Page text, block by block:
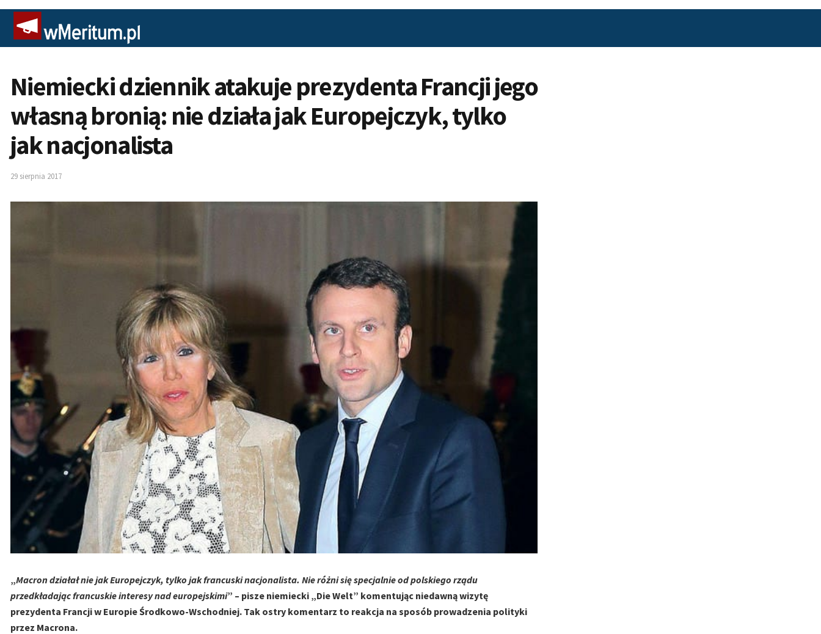
Niemiecki dziennik atakuje prezydenta Francji jego
własną bronią: nie działa jak Europejczyk, tylko
jak nacjonalista
29 sierpnia 2017
„Macron działał nie jak Europejczyk, tylko jak francuski nacjonalista. Nie różni się specjalnie od polskiego rządu
przedkładając francuskie interesy nad europejskimi” – pisze niemiecki „Die Welt” komentując niedawną wizytę
prezydenta Francji w Europie Środkowo-Wschodniej. Tak ostry komentarz to reakcja na sposób prowadzenia polityki
przez Macrona.